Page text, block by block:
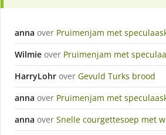
anna over Pruimenjam met
Wilmie over Pruimenjam met
HarryLohr over Gevuld Turks brood
anna over Pruimenjam met
anna over Snelle courgettesoep met